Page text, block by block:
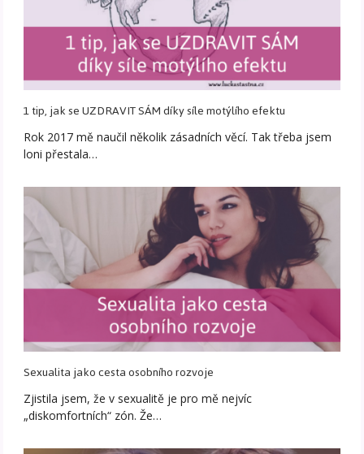
1 tip, jak se UZDRAVIT SÁM díky síle motýlího efektu
Rok 2017 mě naučil několik zásadních věcí. Tak třeba jsem
loni přestala…
Sexualita jako cesta osobního rozvoje
Zjistila jsem, že v sexualitě je pro mě nejvíc
„diskomfortních“ zón. Že…